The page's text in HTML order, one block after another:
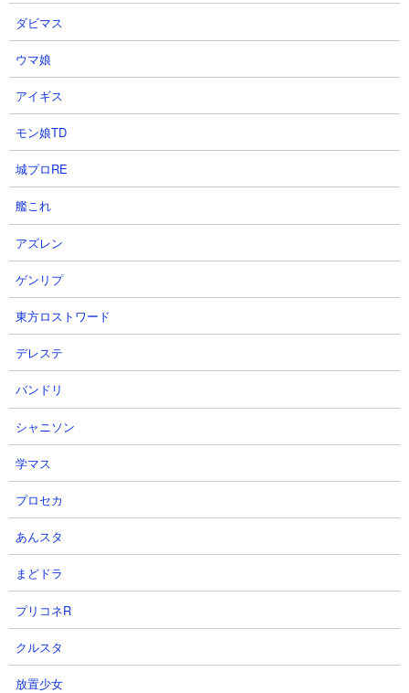
ダビマス
ウマ娘
アイギス
モン娘TD
城プロRE
艦これ
アズレン
ゲンリプ
東方ロストワード
デレステ
バンドリ
シャニソン
学マス
プロセカ
あんスタ
まどドラ
プリコネR
クルスタ
放置少女